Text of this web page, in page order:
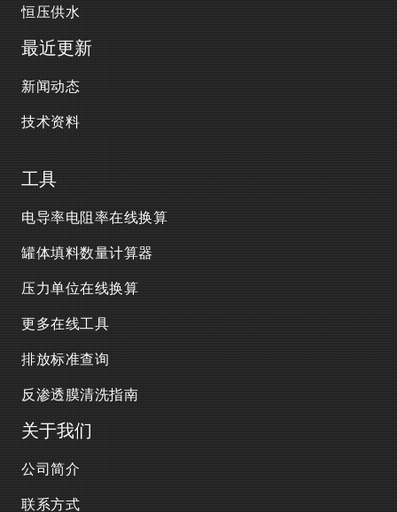
恒压供水
最近更新
新闻动态
技术资料
工具
电导率电阻率在线换算
罐体填料数量计算器
压力单位在线换算
更多在线工具
排放标准查询
反渗透膜清洗指南
关于我们
公司简介
联系方式